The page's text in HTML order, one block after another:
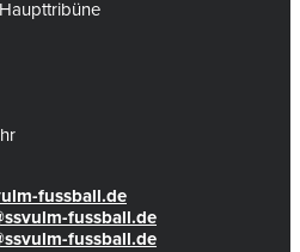
fussball.de
fussball.de
fussball.de